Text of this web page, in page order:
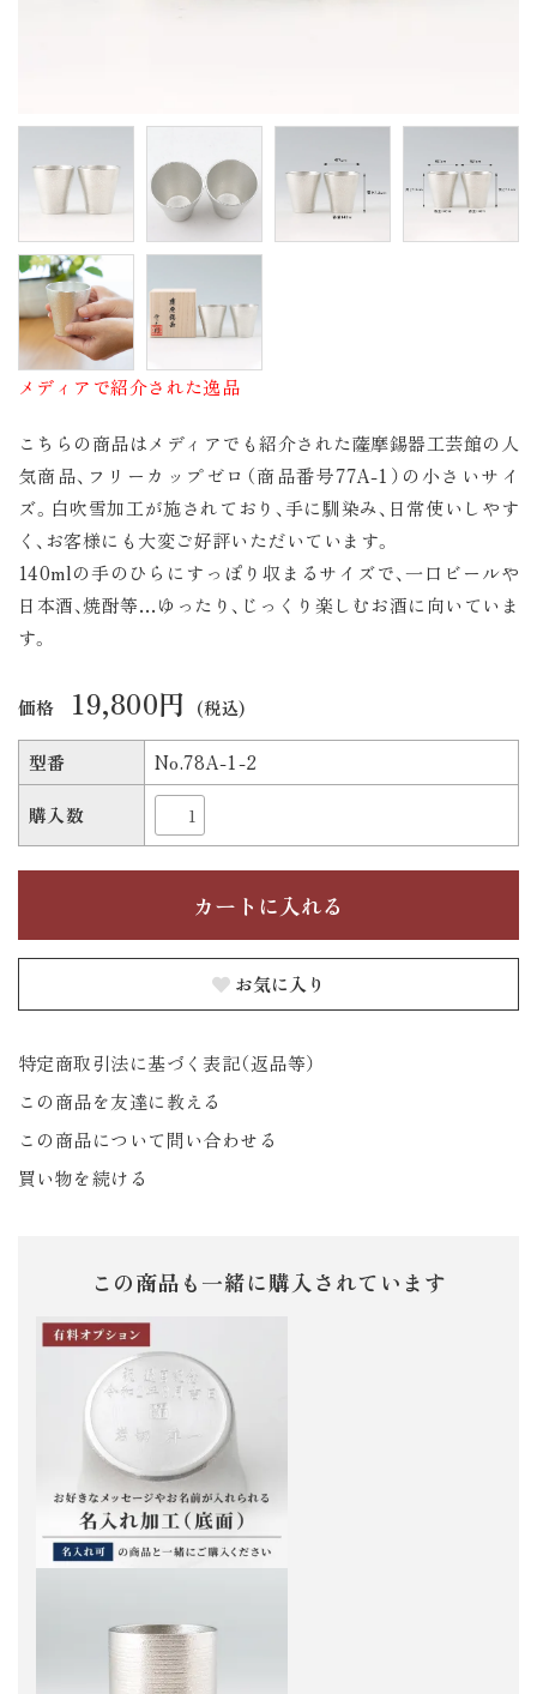
メディアで紹介された逸品
こちらの商品はメディアでも紹介された薩摩錫器工芸館の人
気商品、フリーカップゼロ（商品番号77A-1）の小さいサイ
ズ。白吹雪加工が施されており、手に馴染み、日常使いしやす
く、お客様にも大変ご好評いただいています。
140mlの手のひらにすっぽり収まるサイズで、一口ビールや
日本酒、焼酎等…ゆったり、じっくり楽しむお酒に向いていま
す。
価格 19,800円 (税込)
型番 No.78A-1-2
購入数
お気に入り
特定商取引法に基づく表記（返品等）
この商品を友達に教える
この商品について問い合わせる
買い物を続ける
この商品も一緒に購入されています